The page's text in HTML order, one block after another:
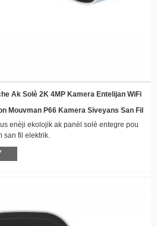
Ak Solè 2K 4MP Kamera Entelijan WiFi
Mouvman P66 Kamera Siveyans San Fil
enèji ekolojik ak panèl solè entegre pou
san fil elektrik.
distans atravè WiFi ak kapasite difizyon
otomatikman epi anrejistre lè yo detekte
depo